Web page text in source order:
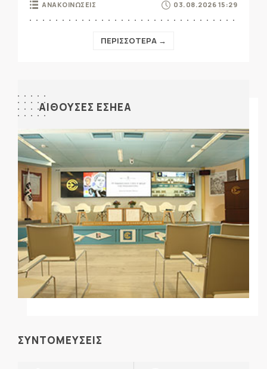
ΑΝΑΚΟΙΝΩΣΕΙΣ 03.08.2026 15:29
ΠΕΡΙΣΣΟΤΕΡΑ →
ΑΙΘΟΥΣΕΣ ΕΣΗΕΑ
ΣΥΝΤΟΜΕΥΣΕΙΣ